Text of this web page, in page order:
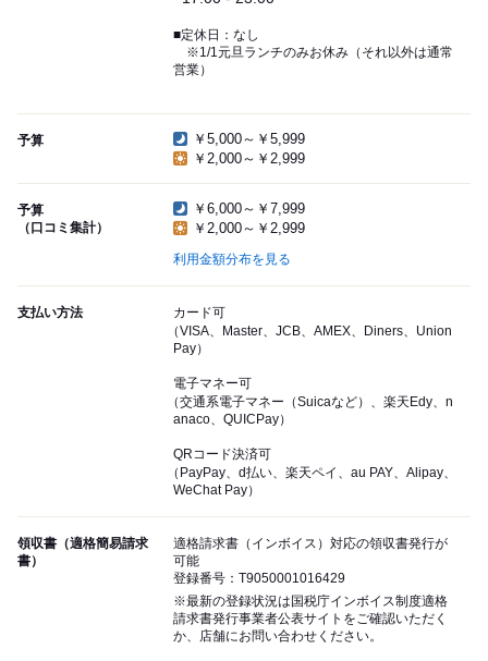
■定休日：なし
※1/1元旦ランチのみお休み（それ以外は通常
営業）
予算
￥5,000～￥5,999
￥2,000～￥2,999
予算
（口コミ集計）
￥6,000～￥7,999
￥2,000～￥2,999
利用金額分布を見る
支払い方法
カード可
（VISA、Master、JCB、AMEX、Diners、Union
Pay）
電子マネー可
（交通系電子マネー（Suicaなど）、楽天Edy、n
anaco、QUICPay）
QRコード決済可
（PayPay、d払い、楽天ペイ、au PAY、Alipay、
WeChat Pay）
領収書（適格簡易請求
書）
適格請求書（インボイス）対応の領収書発行が
可能
登録番号：T9050001016429
※最新の登録状況は国税庁インボイス制度適格
請求書発行事業者公表サイトをご確認いただく
か、店舗にお問い合わせください。